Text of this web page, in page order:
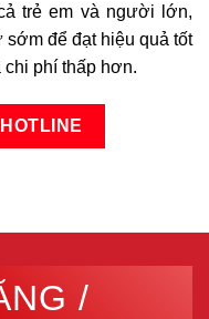
trẻ em và người lớn,
để đạt hiệu quả tốt
phí thấp hơn.
HOTLINE
/